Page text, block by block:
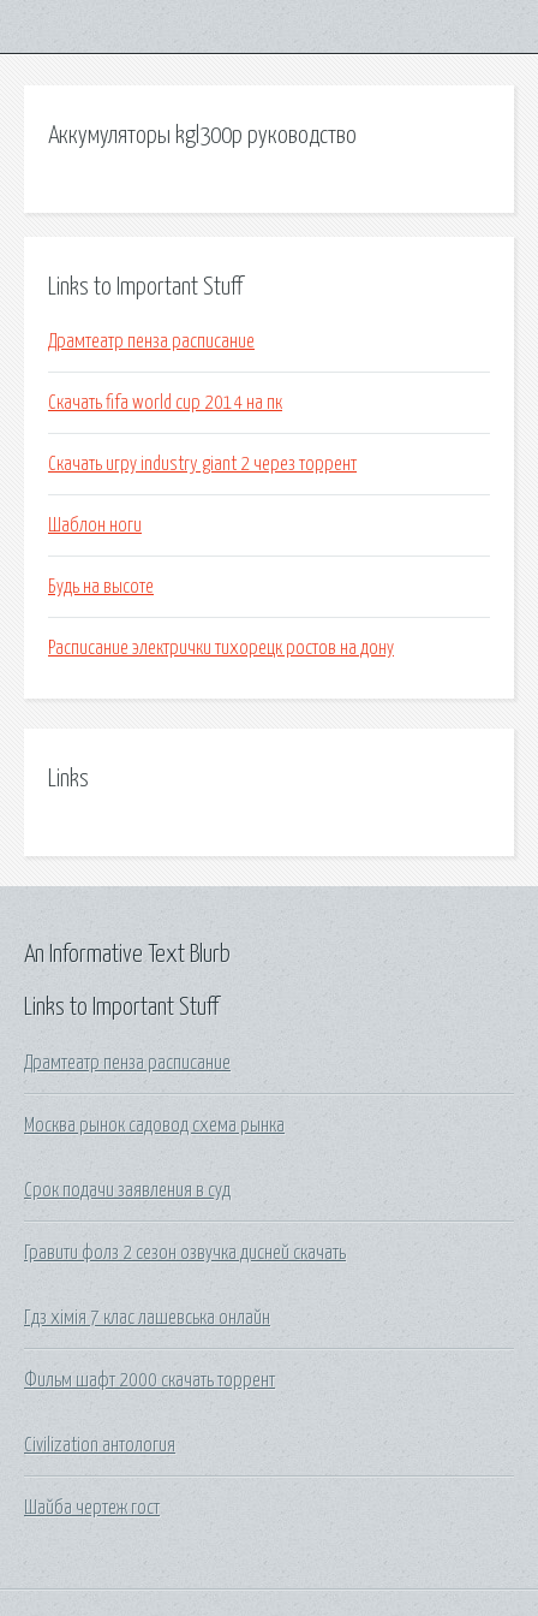
Аккумуляторы kgl300p руководство
Links to Important Stuff
Драмтеатр пенза расписание
Скачать fifa world cup 2014 на пк
Скачать игру industry giant 2 через торрент
Шаблон ноги
Будь на высоте
Расписание электрички тихорецк ростов на дону
Links
Links to Important Stuff
Драмтеатр пенза расписание
Москва рынок садовод схема рынка
Срок подачи заявления в суд
Гравити фолз 2 сезон озвучка дисней скачать
Гдз хімія 7 клас лашевська онлайн
Фильм шафт 2000 скачать торрент
Civilization антология
Шайба чертеж гост
An Informative Text Blurb